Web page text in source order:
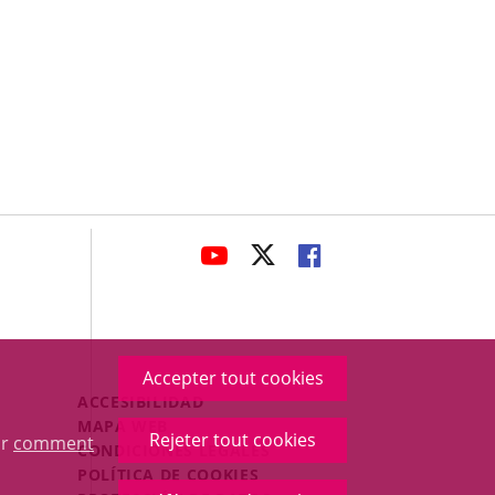
comment
Accepter tout cookies
Rejeter tout cookies
ENLACE
APLICACIÓN
EXTERNA.
ENLACE
APLICACIÓN
EXTERNA.
ENLACE
APLICACIÓN
EXTERNA.
Menú
Legal
Footer
ACCESIBILIDAD
MAPA WEB
CONDICIONES LEGALES
POLÍTICA DE COOKIES